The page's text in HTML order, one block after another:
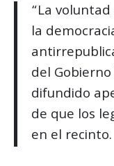
“La
la
del
difundido
de que los
en el recinto.